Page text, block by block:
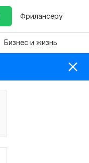
Фрилансеру
Бизнес и жизнь